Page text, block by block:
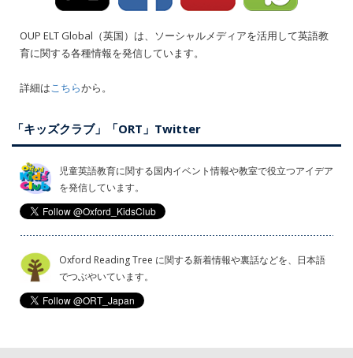
OUP ELT Global（英国）は、ソーシャルメディアを活用して英語教
育に関する各種情報を発信しています。
詳細はこちらから。
「キッズクラブ」「ORT」Twitter
児童英語教育に関する国内イベント情報や教室で役立つアイデア
を発信しています。
Oxford Reading Tree に関する新着情報や裏話などを、日本語
でつぶやいています。